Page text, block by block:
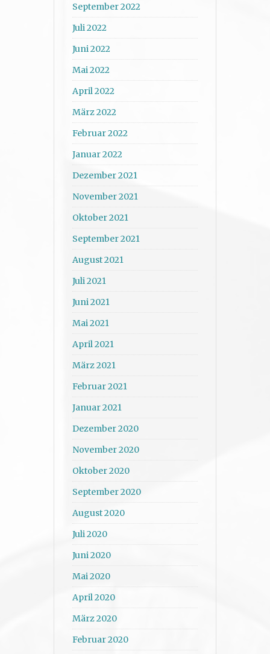
September 2022
Juli 2022
Juni 2022
Mai 2022
April 2022
März 2022
Februar 2022
Januar 2022
Dezember 2021
November 2021
Oktober 2021
September 2021
August 2021
Juli 2021
Juni 2021
Mai 2021
April 2021
März 2021
Februar 2021
Januar 2021
Dezember 2020
November 2020
Oktober 2020
September 2020
August 2020
Juli 2020
Juni 2020
Mai 2020
April 2020
März 2020
Februar 2020